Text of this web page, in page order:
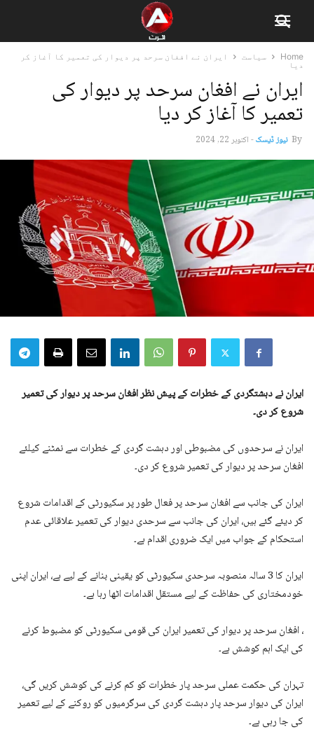
Home سیاست
ایران نے افغان سرحد پر دیوار کی تعمیر کا آغاز کر
دیا
ایران نے افغان سرحد پر دیوار کی
تعمیر کا آغاز کر دیا
By نیوز ڈیسک-اکتوبر 22, 2024
ایران نے دہشتگردی کے خطرات کے پیش نظر افغان سرحد پر دیوار کی تعمیر
شروع کر دی۔
ایران نے سرحدوں کی مضبوطی اور دہشت گردی کے خطرات سے نمٹنے کیلئے
افغان سرحد پر دیوار کی تعمیر شروع کر دی۔
ایران کی جانب سے افغان سرحد پر فعال طور پر سکیورٹی کے اقدامات شروع
کر دیئے گئے ہیں، ایران کی جانب سے سرحدی دیوار کی تعمیر علاقائی عدم
استحکام کے جواب میں ایک ضروری اقدام ہے۔
ایران کا 3 سالہ منصوبہ سرحدی سکیورٹی کو یقینی بنانے کے لیے ہے، ایران اپنی
خودمختاری کی حفاظت کے لیے مستقل اقدامات اٹھا رہا ہے۔
، افغان سرحد پر دیوار کی تعمیر ایران کی قومی سکیورٹی کو مضبوط کرنے
کی ایک اہم کوشش ہے۔
تہران کی حکمت عملی سرحد پار خطرات کو کم کرنے کی کوشش کریں گی،
ایران کی دیوار سرحد پار دہشت گردی کی سرگرمیوں کو روکنے کے لیے تعمیر
کی جا رہی ہے۔